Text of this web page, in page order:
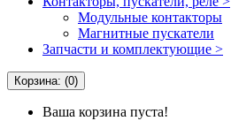
Модульные контакторы
Магнитные пускатели
Запчасти и комплектующие >
Корзина: (0)
Ваша корзина пуста!